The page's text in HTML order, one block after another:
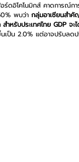
ร์ดอิโคโนมิกส์ คาดการณ์
พบว่า กลุ่มอาเซียนสำคั
ำหรับประเทศไทย GDP
เป็น 2.0% แต่อาจปรับลด